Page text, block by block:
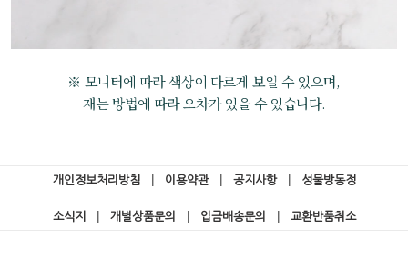
※ 모니터에 따라 색상이 다르게 보일 수 있으며,
재는 방법에 따라 오차가 있을 수 있습니다.
개인정보처리방침 이용약관 공지사항 성물방동정
소식지 개별상품문의 입금배송문의 교환반품취소